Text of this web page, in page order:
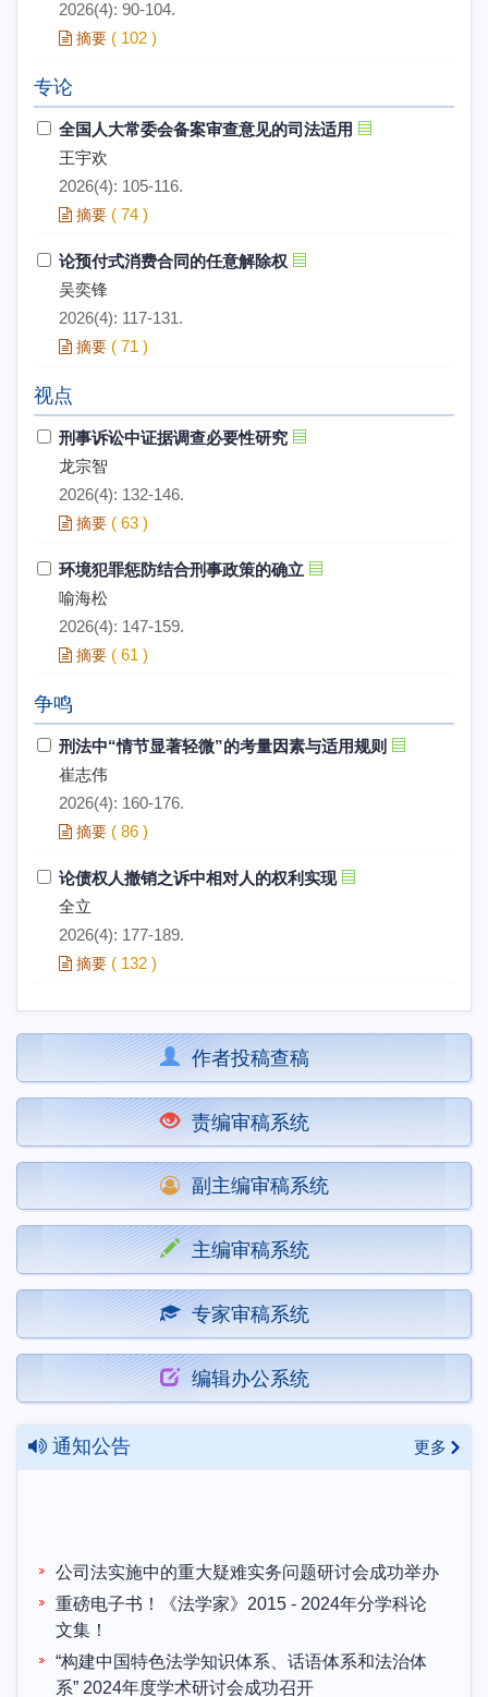
2026(4): 90-104.
摘要 ( 102 )
专论
全国人大常委会备案审查意见的司法适用
王宇欢
2026(4): 105-116.
摘要 ( 74 )
论预付式消费合同的任意解除权
吴奕锋
2026(4): 117-131.
摘要 ( 71 )
视点
刑事诉讼中证据调查必要性研究
龙宗智
2026(4): 132-146.
摘要 ( 63 )
环境犯罪惩防结合刑事政策的确立
喻海松
2026(4): 147-159.
摘要 ( 61 )
争鸣
刑法中“情节显著轻微”的考量因素与适用规则
崔志伟
2026(4): 160-176.
摘要 ( 86 )
论债权人撤销之诉中相对人的权利实现
全立
2026(4): 177-189.
摘要 ( 132 )
作者投稿查稿
责编审稿系统
副主编审稿系统
主编审稿系统
专家审稿系统
编辑办公系统
通知公告 更多
公司法实施中的重大疑难实务问题研讨会成功举办
重磅电子书！《法学家》2015 - 2024年分学科论
文集！
“构建中国特色法学知识体系、话语体系和法治体
系” 2024年度学术研讨会成功召开